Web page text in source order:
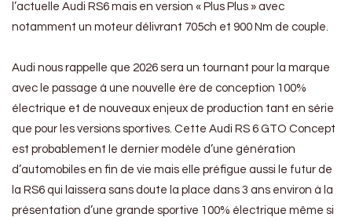
l’actuelle Audi RS6 mais en version « Plus Plus » avec
notamment un moteur délivrant 705ch et 900 Nm de couple.
Audi nous rappelle que 2026 sera un tournant pour la marque
avec le passage à une nouvelle ère de conception 100%
électrique et de nouveaux enjeux de production tant en série
que pour les versions sportives. Cette Audi RS 6 GTO Concept
est probablement le dernier modèle d’une génération
d’automobiles en fin de vie mais elle préfigue aussi le futur de
la RS6 qui laissera sans doute la place dans 3 ans environ à la
présentation d’une grande sportive 100% électrique même si